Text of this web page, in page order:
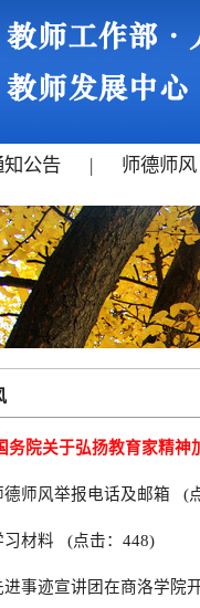
知公告 | 师德师风
务院关于弘扬教育家精
师风举报电话及邮箱 (
习材料 (点击： 448)
事迹宣讲团在商洛学院